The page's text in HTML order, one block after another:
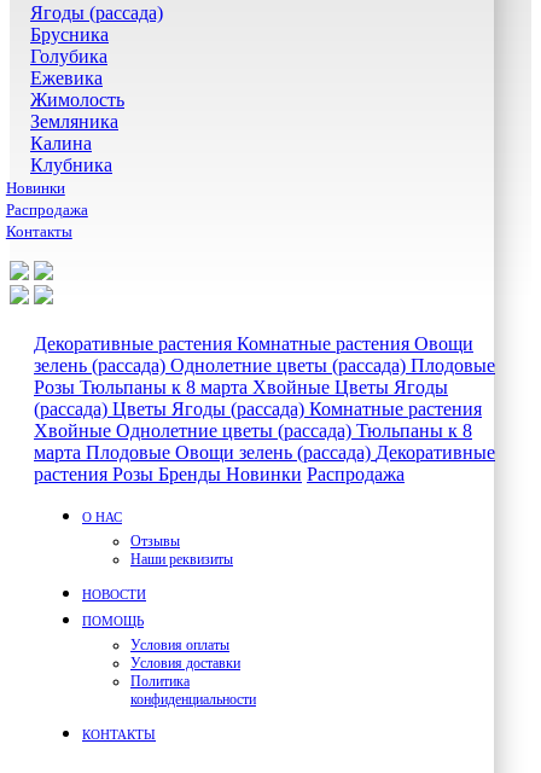
Ягоды (рассада)
Брусника
Голубика
Ежевика
Жимолость
Земляника
Калина
Клубника
Новинки
Распродажа
Контакты
Декоративные растения Комнатные растения Овощи
зелень (рассада) Однолетние цветы (рассада) Плодовые
Розы Тюльпаны к 8 марта Хвойные Цветы Ягоды
(рассада) Цветы Ягоды (рассада) Комнатные растения
Хвойные Однолетние цветы (рассада) Тюльпаны к 8
марта Плодовые Овощи зелень (рассада) Декоративные
растения Розы Бренды Новинки Распродажа
О НАС
Отзывы
Наши реквизиты
НОВОСТИ
ПОМОЩЬ
Условия оплаты
Условия доставки
Политика
конфиденциальности
КОНТАКТЫ